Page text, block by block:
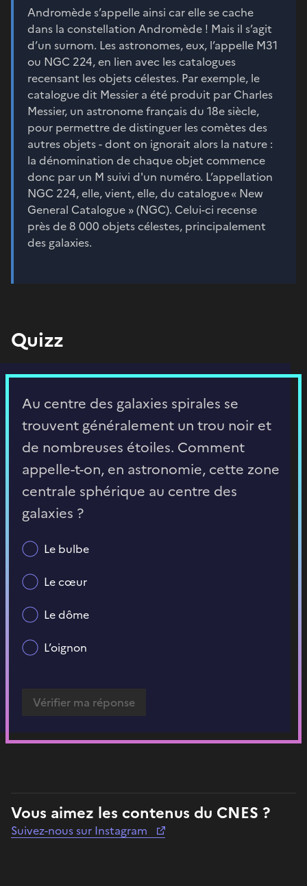
Andromède s’appelle ainsi car elle se cache
dans la constellation Andromède ! Mais il s’agit
d’un surnom. Les astronomes, eux, l’appelle M31
ou NGC 224, en lien avec les catalogues
recensant les objets célestes. Par exemple, le
catalogue dit Messier a été produit par Charles
Messier, un astronome français du 18e siècle,
pour permettre de distinguer les comètes des
autres objets - dont on ignorait alors la nature :
la dénomination de chaque objet commence
donc par un M suivi d'un numéro. L’appellation
NGC 224, elle, vient, elle, du catalogue « New
General Catalogue » (NGC). Celui-ci recense
près de 8 000 objets célestes, principalement
des galaxies.
Quizz
Au centre des galaxies spirales se
trouvent généralement un trou noir et
de nombreuses étoiles. Comment
appelle-t-on, en astronomie, cette zone
centrale sphérique au centre des
galaxies ?
Le bulbe
Le cœur
Le dôme
L’oignon
Vous aimez les contenus du CNES ?
Suivez-nous sur Instagram